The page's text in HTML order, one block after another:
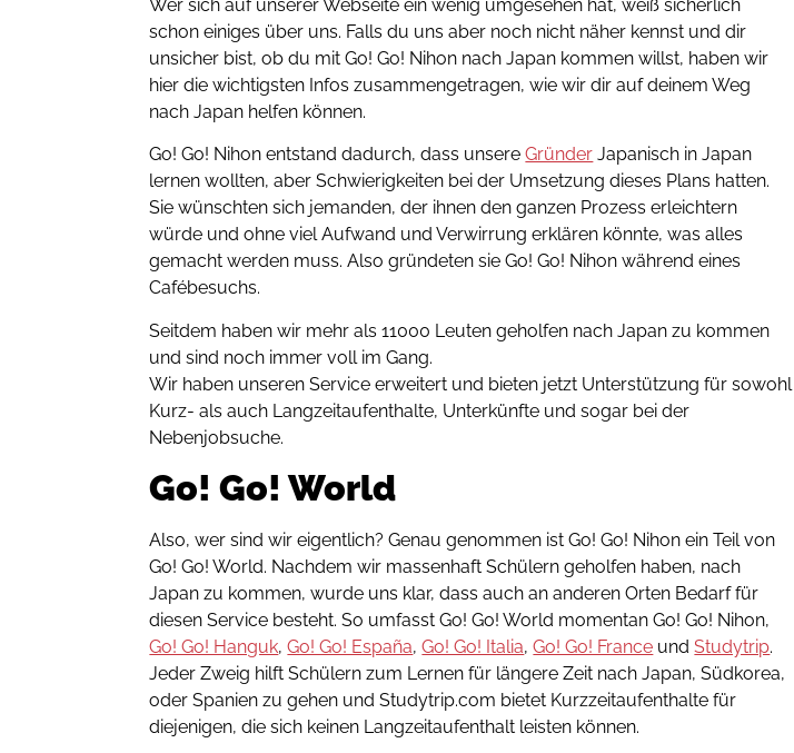
Wer sich auf unserer Webseite ein wenig umgesehen hat, weiß sicherlich
schon einiges über uns. Falls du uns aber noch nicht näher kennst und dir
unsicher bist, ob du mit Go! Go! Nihon nach Japan kommen willst, haben wir
hier die wichtigsten Infos zusammengetragen, wie wir dir auf deinem Weg
nach Japan helfen können.
Go! Go! Nihon entstand dadurch, dass unsereGründer Japanisch in Japan
lernen wollten, aber Schwierigkeiten bei der Umsetzung dieses Plans hatten.
Sie wünschten sich jemanden, der ihnen den ganzen Prozess erleichtern
würde und ohne viel Aufwand und Verwirrung erklären könnte, was alles
gemacht werden muss. Also gründeten sie Go! Go! Nihon während eines
Cafébesuchs.
Seitdem haben wir mehr als 11000 Leuten geholfen nach Japan zu kommen
und sind noch immer voll im Gang.
Wir haben unseren Service erweitert und bieten jetzt Unterstützung für sowohl
Kurz- als auch Langzeitaufenthalte, Unterkünfte und sogar bei der
Nebenjobsuche.
Go! Go! World
Also, wer sind wir eigentlich? Genau genommen ist Go! Go! Nihon ein Teil von
Go! Go! World. Nachdem wir massenhaft Schülern geholfen haben, nach
Japan zu kommen, wurde uns klar, dass auch an anderen Orten Bedarf für
diesen Service besteht. So umfasst Go! Go! World momentan Go! Go! Nihon,
Go! Go! Hanguk,Go! Go! España,Go! Go! Italia,Go! Go! France undStudytrip.
Jeder Zweig hilft Schülern zum Lernen für längere Zeit nach Japan, Südkorea,
oder Spanien zu gehen und Studytrip.com bietet Kurzzeitaufenthalte für
diejenigen, die sich keinen Langzeitaufenthalt leisten können.